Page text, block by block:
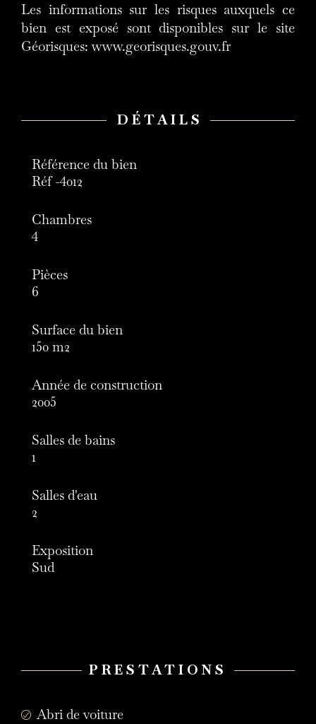
Les informations sur les risques auxquels ce
bien est exposé sont disponibles sur le site
Géorisques: www.georisques.gouv.fr
DÉTAILS
Référence du bien
Réf -4012
Chambres
4
Pièces
6
Surface du bien
150 m2
Année de construction
2005
Salles de bains
1
Salles d'eau
2
Exposition
Sud
PRESTATIONS
Abri de voiture